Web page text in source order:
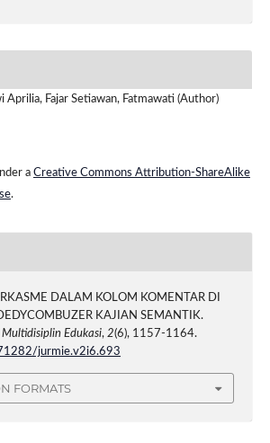
Fajar Setiawan, Fatmawati (Author)
a Creative Commons Attribution-ShareAlike
.
DALAM KOLOM KOMENTAR DI
KAJIAN SEMANTIK.
Multidisiplin Edukasi, 2(6), 1157-1164.
jurmie.v2i6.693
FORMATS